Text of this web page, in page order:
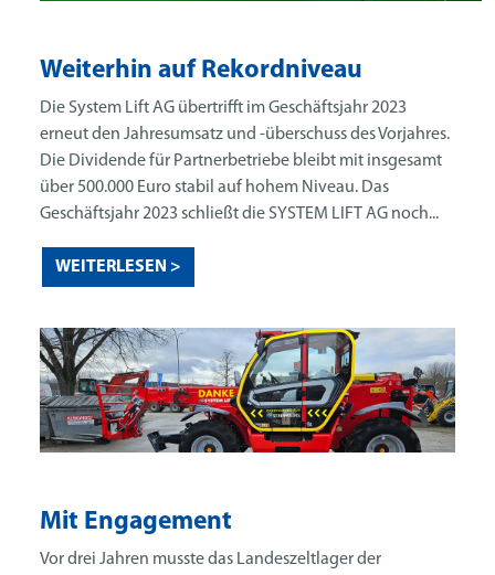
Mit Engagement
Vor drei Jahren musste das Landeszeltlager der
Weiterhin auf Rekordniveau
Die System Lift AG übertrifft im Geschäftsjahr 2023
erneut den Jahresumsatz und -überschuss des Vorjahres.
Die Dividende für Partnerbetriebe bleibt mit insgesamt
über 500.000 Euro stabil auf hohem Niveau. Das
Geschäftsjahr 2023 schließt die SYSTEM LIFT AG noch...
WEITERLESEN >